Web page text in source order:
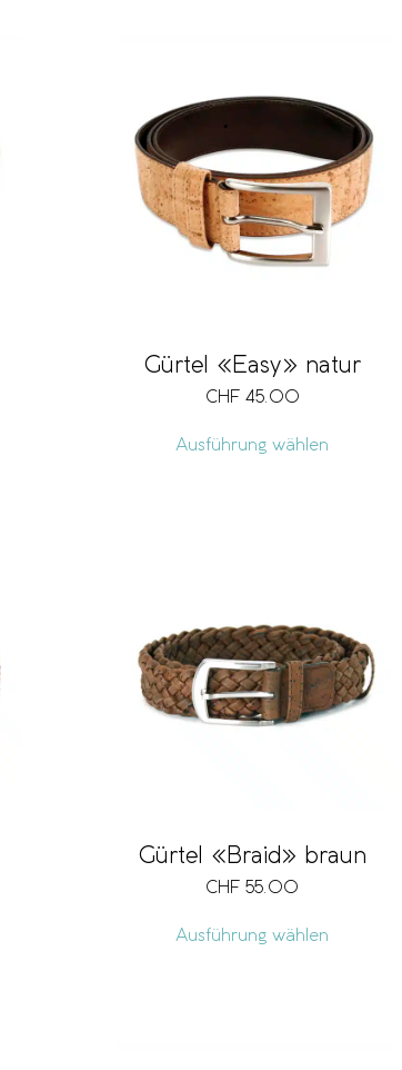
Gürtel «Easy» natur
CHF 45.00
Ausführung wählen
Gürtel «Braid» braun
CHF 55.00
Ausführung wählen